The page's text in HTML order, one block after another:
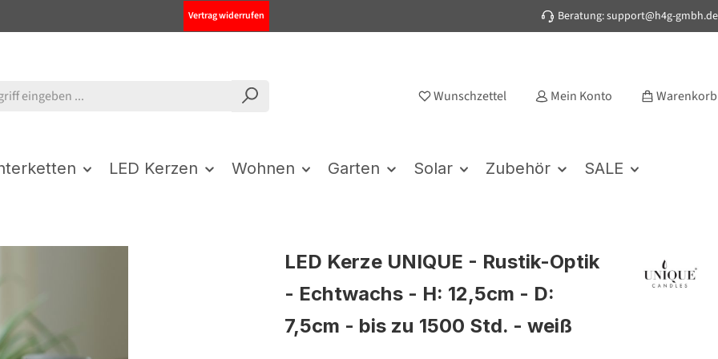
Vertrag widerrufen Beratung: support@h4g-gmbh.de
Wunschzettel Mein Konto Warenkorb
LED Kerzen Wohnen Garten Solar Zubehör SALE
LED Kerze UNIQUE - Rustik-Optik
- Echtwachs - H: 12,5cm - D:
7,5cm - bis zu 1500 Std. - weiß